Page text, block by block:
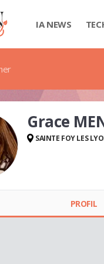
IA NEWS
Grace
SAINTE FOY LES
PROFIL